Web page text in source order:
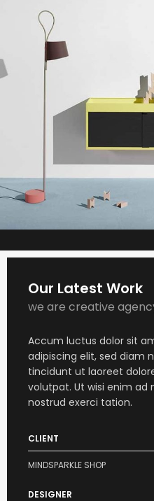
Our Latest Work
we are creative
Accum luctus dolor sit
adipiscing elit, sed diam
tincidunt ut laoreet
volutpat. Ut wisi enim ad
nostrud exerci tation.
CLIENT
MINDSPARKLE SHOP
DESIGNER